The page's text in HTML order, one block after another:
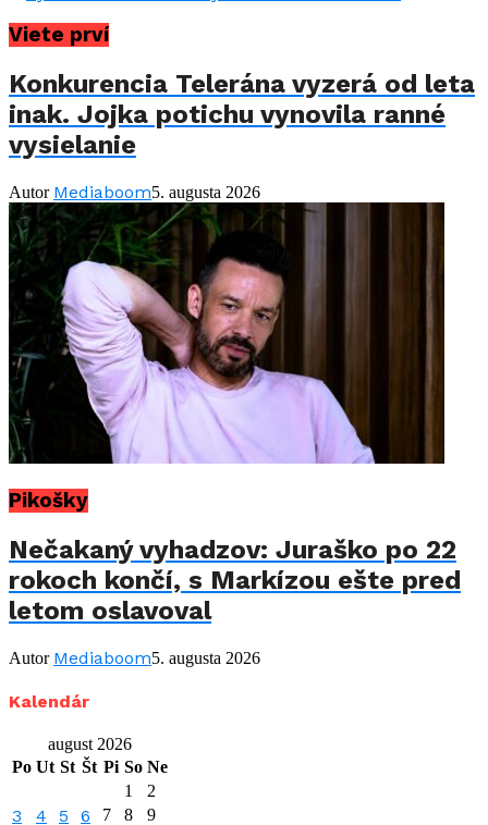
Viete prví
Konkurencia Telerána vyzerá od leta
inak. Jojka potichu vynovila ranné
vysielanie
Autor Mediaboom5. augusta 2026
Pikošky
Nečakaný vyhadzov: Juraško po 22
rokoch končí, s Markízou ešte pred
letom oslavoval
Autor Mediaboom5. augusta 2026
Kalendár
august 2026
Po Ut St Št Pi So Ne
1
2
3 4 5 6 7 8 9